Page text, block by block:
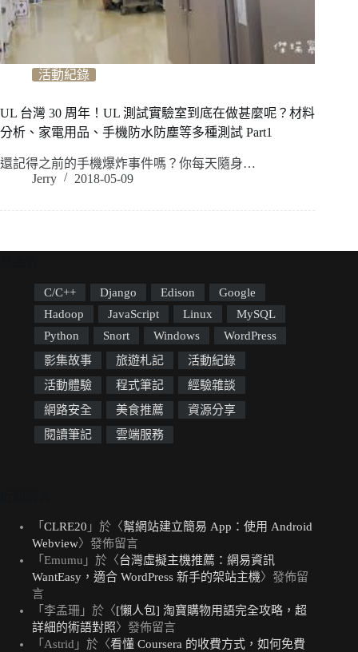
活動紀錄
UL 台灣 30 周年！UL 測試實驗室到底在做甚麼呢？材料
分析、家電用品、手機防水防塵等多種測試 Part1
還記得之前的手機爆炸事件嗎？你每天隨身…
Jerry
2018-05-09
C/C++ Django Edison
Google
Hadoop
JavaScript Linux
MySQL
Python
Snort Windows
WordPress
影集故事
旅遊札記
活動紀錄
活動體驗
程式筆記
經驗雜談
網路安全
美食推薦
資源分享
閱讀筆記
雲端服務
「 CLRE20 」於〈幫網站建立簡易 App：使用 Android
Webview〉發佈留言
「 Emumu 」於〈台灣虛擬主機推薦：網易資訊
WantEasy，適合 WordPress 新手的架站主機〉發佈留
言
「 李孟珊 」於〈[懶人包] 淘寶購物用語完全攻略，超
詳細的術語對照〉發佈留言
「 Astrid 」於〈看懂 Coursera 的收費方式，如何免費